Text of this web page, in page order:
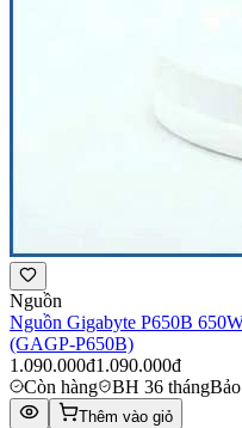
Nguồn
Nguồn Gigabyte P650B
(GAGP-P650B)
1.090.000đ1.090.000đ
Còn hàng
BH 36 tháng
Thêm vào giỏ